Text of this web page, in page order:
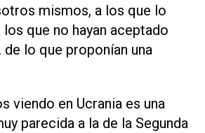
mismos, a los que lo
los que no hayan aceptado
lo que proponían una
viendo en Ucrania es una
parecida a la de la Segunda